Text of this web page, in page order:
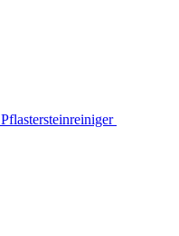
Pflastersteinreiniger